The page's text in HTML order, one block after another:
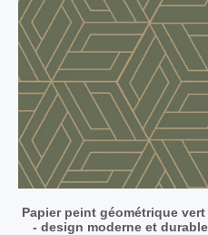
Papier peint géométrique
- design moderne et